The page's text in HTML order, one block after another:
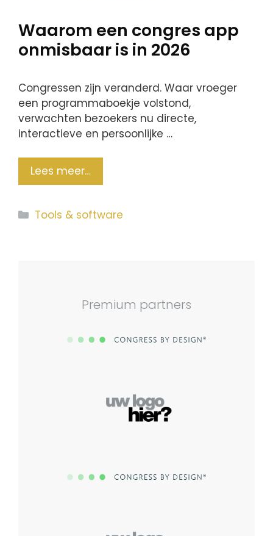
Waarom een congres app
onmisbaar is in 2026
Congressen zijn veranderd. Waar vroeger
een programmaboekje volstond,
verwachten bezoekers nu directe,
interactieve en persoonlijke …
Lees meer…
Categorieën
Tools & software
Premium partners